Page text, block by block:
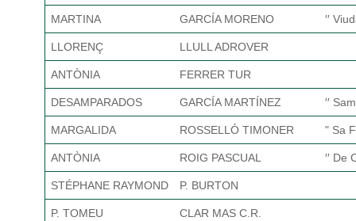
MARTINA GARCÍA MORENO ′′
LLORENÇ LLULL ADROVER
ANTÒNIA FERRER TUR
DESAMPARADOS GARCÍA MARTÍNEZ ′′
MARGALIDA ROSSELLÓ TIMONER " Sa
ANTÒNIA ROIG PASCUAL ′′ De
STÉPHANE RAYMOND P. BURTON
P. TOMEU CLAR MAS C.R.